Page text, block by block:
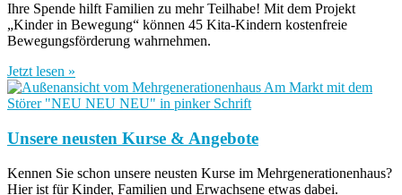
Ihre Spende hilft Familien zu mehr Teilhabe! Mit dem Projekt
„Kinder in Bewegung“ können 45 Kita-Kindern kostenfreie
Bewegungsförderung wahrnehmen.
Jetzt lesen »
Unsere neusten Kurse & Angebote
Kennen Sie schon unsere neusten Kurse im Mehrgenerationenhaus?
Hier ist für Kinder, Familien und Erwachsene etwas dabei.